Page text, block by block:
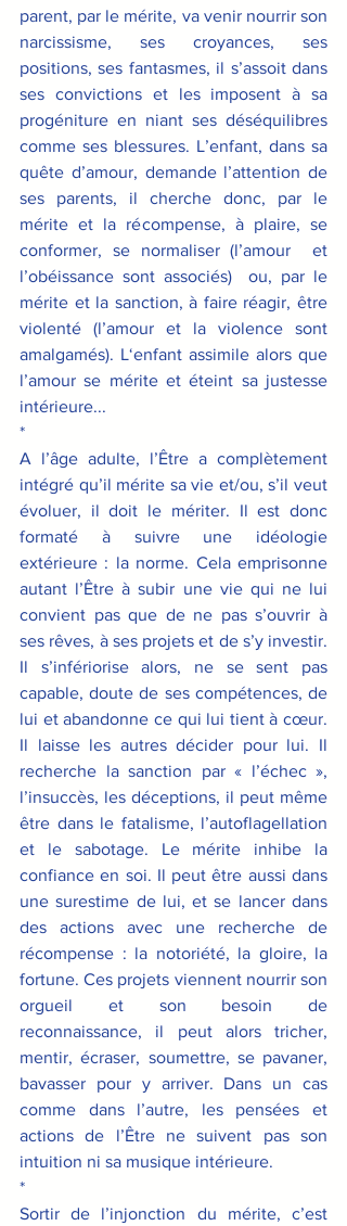
parent, par le mérite, va venir nourrir son
narcissisme, ses croyances, ses
positions, ses fantasmes, il s’assoit dans
ses convictions et les imposent à sa
progéniture en niant ses déséquilibres
comme ses blessures. L’enfant, dans sa
quête d’amour, demande l’attention de
ses parents, il cherche donc, par le
mérite et la récompense, à plaire, se
conformer, se normaliser (l’amour  et
l’obéissance sont associés)  ou, par le
mérite et la sanction, à faire réagir, être
violenté (l’amour et la violence sont
amalgamés). L‘enfant assimile alors que
l’amour se mérite et éteint sa justesse
intérieure...
*
A l’âge adulte, l’Être a complètement
intégré qu’il mérite sa vie et/ou, s’il veut
évoluer, il doit le mériter. Il est donc
formaté à suivre une idéologie
extérieure : la norme. Cela emprisonne
autant l’Être à subir une vie qui ne lui
convient pas que de ne pas s’ouvrir à
ses rêves, à ses projets et de s’y investir.
Il s’infériorise alors, ne se sent pas
capable, doute de ses compétences, de
lui et abandonne ce qui lui tient à cœur.
Il laisse les autres décider pour lui. Il
recherche la sanction par « l’échec »,
l’insuccès, les déceptions, il peut même
être dans le fatalisme, l’autoflagellation
et le sabotage. Le mérite inhibe la
confiance en soi. Il peut être aussi dans
une surestime de lui, et se lancer dans
des actions avec une recherche de
récompense : la notoriété, la gloire, la
fortune. Ces projets viennent nourrir son
orgueil et son besoin de
reconnaissance, il peut alors tricher,
mentir, écraser, soumettre, se pavaner,
bavasser pour y arriver. Dans un cas
comme dans l’autre, les pensées et
actions de l’Être ne suivent pas son
intuition ni sa musique intérieure.
*
Sortir de l’injonction du mérite, c’est